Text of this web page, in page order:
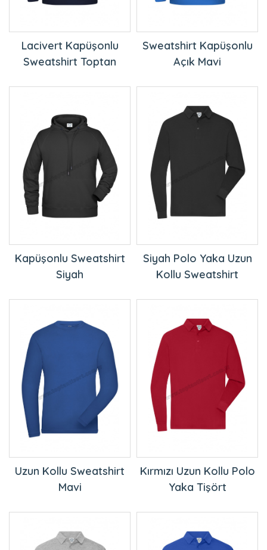
Lacivert Kapüşonlu
Sweatshirt Toptan
Sweatshirt Kapüşonlu
Açık Mavi
Kapüşonlu Sweatshirt
Siyah
Siyah Polo Yaka Uzun
Kollu Sweatshirt
Uzun Kollu Sweatshirt
Mavi
Kırmızı Uzun Kollu Polo
Yaka Tişört